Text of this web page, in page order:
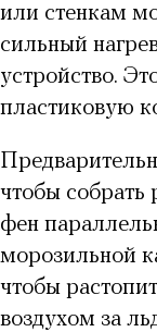
или стенкам
сильный
устройство.
пластиковую
чтобы собрать
фен
морозильной
чтобы
воздухом за